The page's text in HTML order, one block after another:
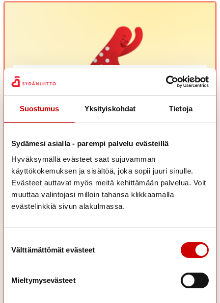
Suostumus Yksityiskohdat Tietoja
Sydämesi asialla - parempi palvelu evästeillä
Hyväksymällä evästeet saat sujuvamman
käyttökokemuksen ja sisältöä, joka sopii juuri sinulle.
Evästeet auttavat myös meitä kehittämään palvelua. Voit
muuttaa valintojasi milloin tahansa klikkaamalla
evästelinkkiä sivun alakulmassa.
Välttämättömät evästeet
Mieltymysevästeet
Liikkujatyyppisi on:
Terveyden korostaja kuvailee itseään yleensä
näin:
Arvostan liikunnassa sitä, että liikunnalla voin hoitaa
Liikkujana olen KUNTOILIJA. Liikun omien
väline saavuttaa terve ja hyvä elämä. Liikkuminen